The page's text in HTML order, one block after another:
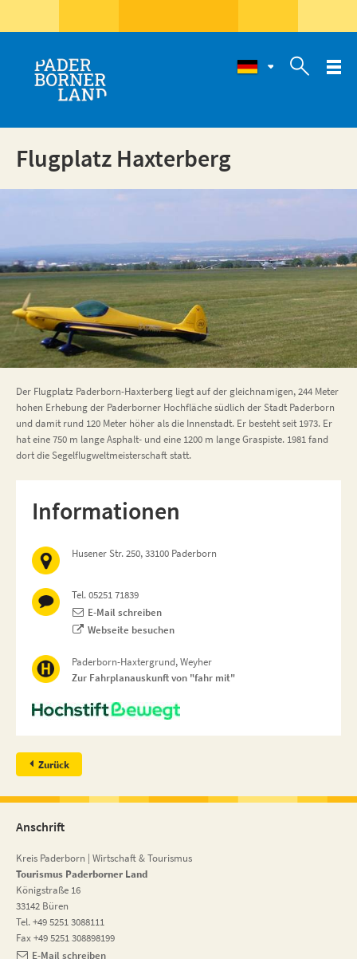

Flugplatz Haxterberg
Der Flugplatz Paderborn-Haxterberg liegt auf der gleichnamigen, 244 Meter
hohen Erhebung der Paderborner Hochfläche südlich der Stadt Paderborn
und damit rund 120 Meter höher als die Innenstadt. Er besteht seit 1973. Er
hat eine 750 m lange Asphalt- und eine 1200 m lange Graspiste. 1981 fand
dort die Segelflugweltmeisterschaft statt.
Informationen
Husener Str. 250, 33100 Paderborn
Tel. 05251 71839
E-Mail schreiben
Webseite besuchen
Paderborn-Haxtergrund, Weyher
Zur Fahrplanauskunft von "fahr mit"
Zurück
Anschrift
Kreis Paderborn | Wirtschaft & Tourismus
Tourismus Paderborner Land
Königstraße 16
33142 Büren
Tel. +49 5251 3088111
Fax +49 5251 308898199
E-Mail schreiben